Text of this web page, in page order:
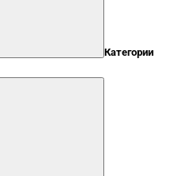
Категории